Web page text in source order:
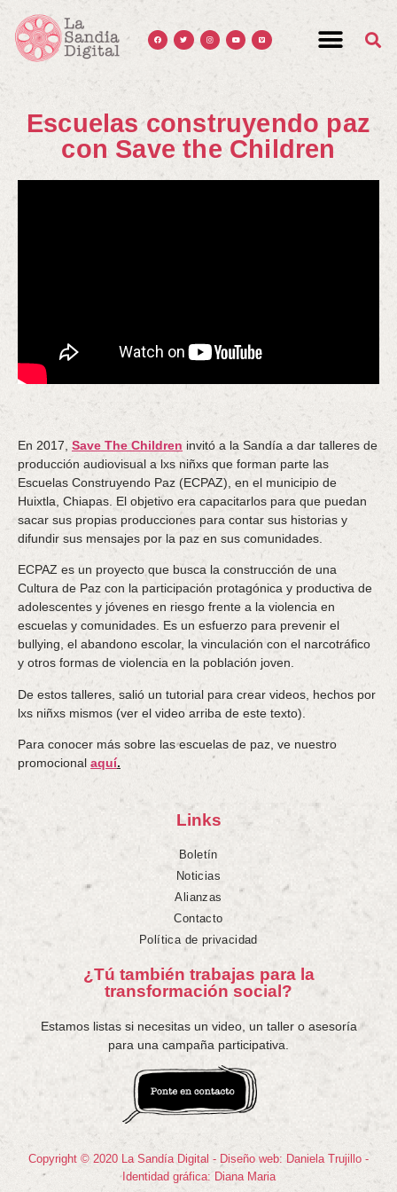
Escuelas construyendo paz
con Save the Children
En 2017, Save The Children invitó a la Sandía a dar talleres de
producción audiovisual a lxs niñxs que forman parte las
Escuelas Construyendo Paz (ECPAZ), en el municipio de
Huixtla, Chiapas. El objetivo era capacitarlos para que puedan
sacar sus propias producciones para contar sus historias y
difundir sus mensajes por la paz en sus comunidades.
ECPAZ es un proyecto que busca la construcción de una
Cultura de Paz con la participación protagónica y productiva de
adolescentes y jóvenes en riesgo frente a la violencia en
escuelas y comunidades. Es un esfuerzo para prevenir el
bullying, el abandono escolar, la vinculación con el narcotráfico
y otros formas de violencia en la población joven.
De estos talleres, salió un tutorial para crear videos, hechos por
lxs niñxs mismos (ver el video arriba de este texto).
Para conocer más sobre las escuelas de paz, ve nuestro
promocional aquí.
Links
Boletín
Noticias
Alianzas
Contacto
Política de privacidad
¿Tú también trabajas para la
transformación social?
Estamos listas si necesitas un video, un taller o asesoría
para una campaña participativa.
Copyright © 2020 La Sandía Digital - Diseño web: Daniela Trujillo -
Identidad gráfica: Diana Maria